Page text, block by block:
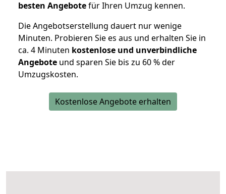
besten Angebotefür Ihren Umzug kennen.
Die Angebotserstellung dauert nur wenige
Minuten. Probieren Sie es aus und erhalten Sie in
ca. 4 Minuten kostenlose und unverbindliche
Angebote und sparen Sie bis zu 60 % der
Umzugskosten.
Kostenlose Angebote erhalten